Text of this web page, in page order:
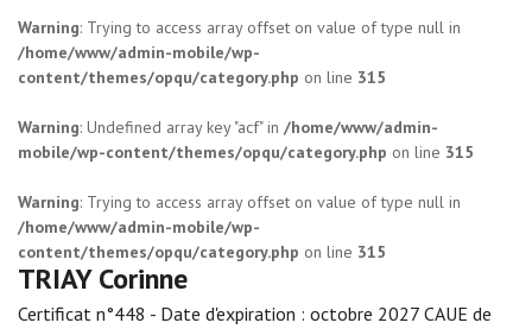
Warning: Trying to access array offset on value of type null in
/home/www/admin-mobile/wp-
content/themes/opqu/category.php on line 315
Warning: Undefined array key "acf" in /home/www/admin-
mobile/wp-content/themes/opqu/category.php on line 315
Warning: Trying to access array offset on value of type null in
/home/www/admin-mobile/wp-
content/themes/opqu/category.php on line 315
TRIAY Corinne
Certificat n°448 - Date d'expiration : octobre 2027 CAUE de